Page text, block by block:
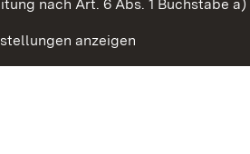
nach Art. 6 Abs. 1 Buchstabe a)
anzeigen